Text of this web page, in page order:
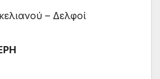
– Δελφοί